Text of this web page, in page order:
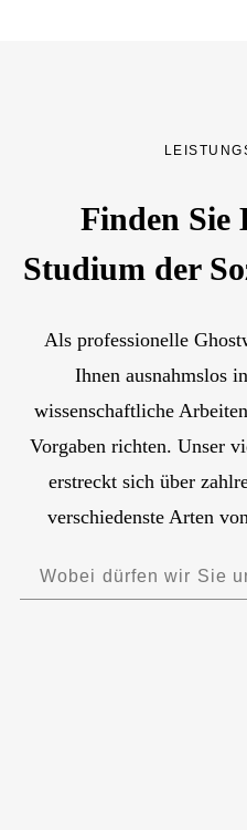
Finden
Studium der
Als professionelle
Ihnen ausnahmslos
wissenschaftliche
Vorgaben richten. Unser
erstreckt sich über
verschiedenste Arten